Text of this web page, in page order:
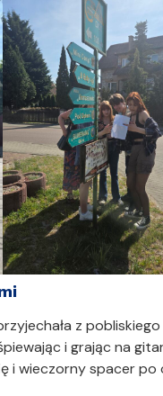
z
i grając na
i wieczorny spacer po